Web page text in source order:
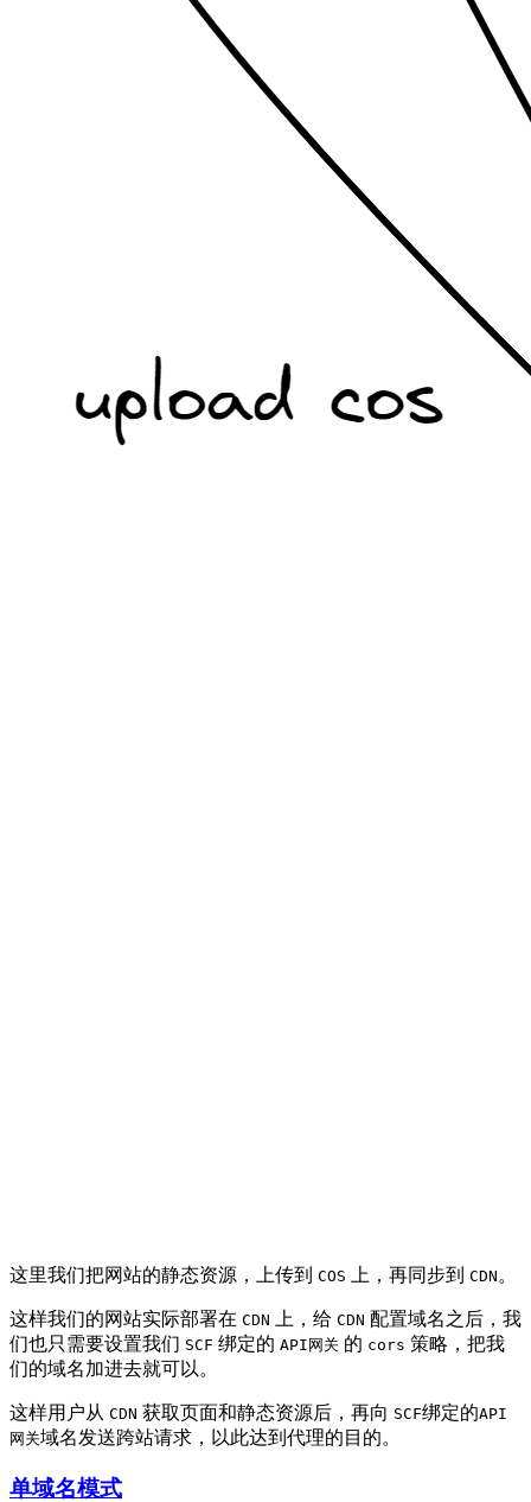
这里我们把网站的静态资源，上传到 COS 上，再同步到 CDN 。
这样我们的网站实际部署在 CDN 上，给 CDN 配置域名之后，我
们也只需要设置我们 SCF 绑定的 API网关 的 cors 策略，把我
们的域名加进去就可以。
这样用户从 CDN 获取页面和静态资源后，再向 SCF绑定的API
网关域名发送跨站请求，以此达到代理的目的。
单域名模式